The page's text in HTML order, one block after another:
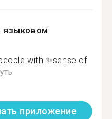
языковом
with ✨sense of
приложение